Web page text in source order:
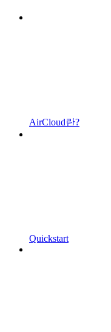
AirCloud란?
Quickstart